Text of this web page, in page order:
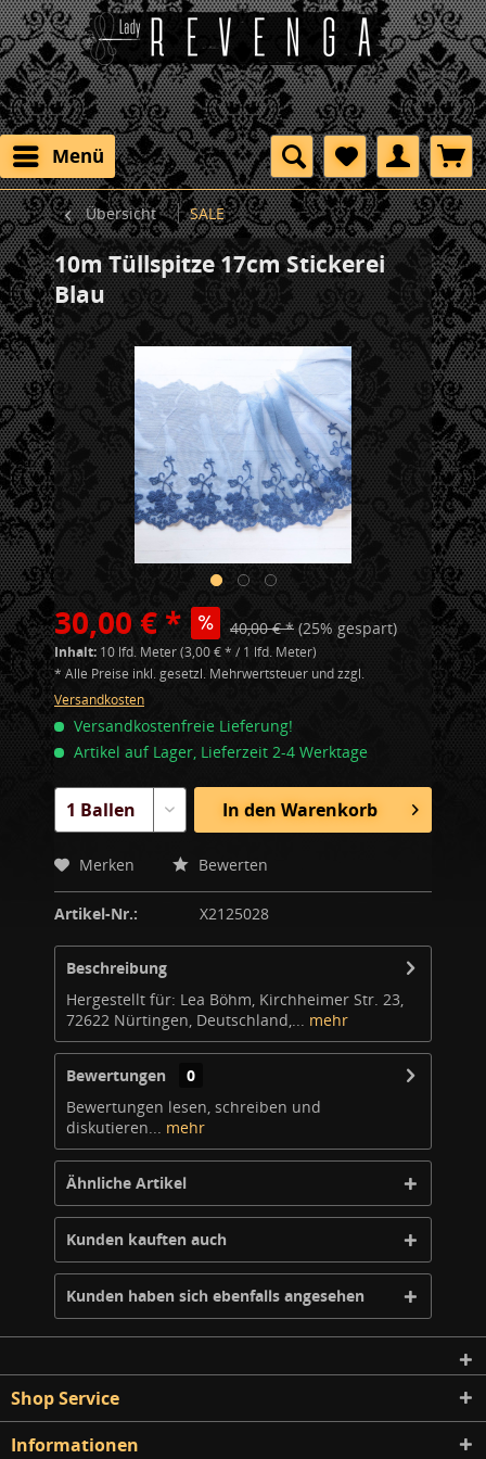
Menü
Übersicht SALE
10m Tüllspitze 17cm Stickerei
Blau
30,00 € * 40,00 € * (25% gespart)
Inhalt: 10 lfd. Meter (3,00 € * / 1 lfd. Meter)
* Alle Preise inkl. gesetzl. Mehrwertsteuer und zzgl.
Versandkosten
Versandkostenfreie Lieferung!
Artikel auf Lager, Lieferzeit 2-4 Werktage
In den Warenkorb
Merken Bewerten
Artikel-Nr.: X2125028
Beschreibung
Hergestellt für: Lea Böhm, Kirchheimer Str. 23,
72622 Nürtingen, Deutschland,... mehr
Bewertungen
0
Bewertungen lesen, schreiben und
diskutieren... mehr
Ähnliche Artikel
Kunden kauften auch
Kunden haben sich ebenfalls angesehen
Shop Service
Informationen